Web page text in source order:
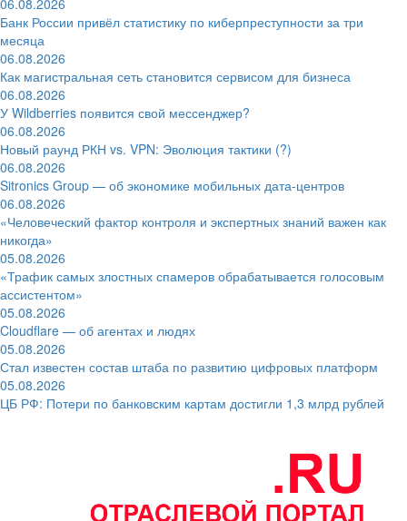
Банк России привёл статистику по киберпреступности за три
месяца
06.08.2026
Как магистральная сеть становится сервисом для бизнеса
06.08.2026
У Wildberries появится свой мессенджер?
06.08.2026
Новый раунд РКН vs. VPN: Эволюция тактики (?)
06.08.2026
Sitronics Group — об экономике мобильных дата-центров
06.08.2026
«Человеческий фактор контроля и экспертных знаний важен как
никогда»
05.08.2026
«Трафик самых злостных спамеров обрабатывается голосовым
ассистентом»
05.08.2026
Cloudflare — об агентах и людях
05.08.2026
Стал известен состав штаба по развитию цифровых платформ
05.08.2026
ЦБ РФ: Потери по банковским картам достигли 1,3 млрд рублей